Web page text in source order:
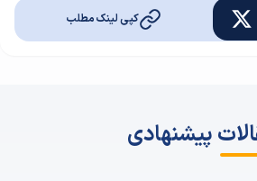
کپی لینک مطلب
پیشنهادی